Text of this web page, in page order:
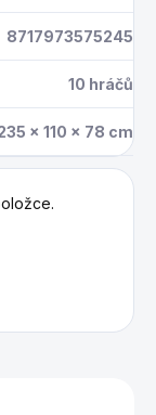
8717973575245
10 hráčů
x 110 x 78 cm